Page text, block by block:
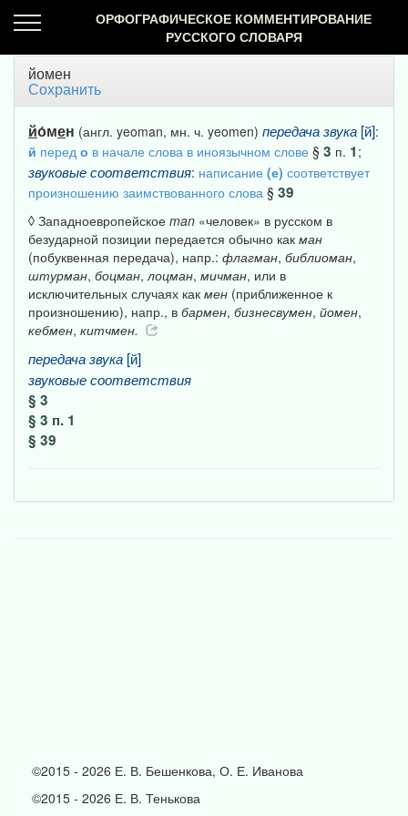
ОРФОГРАФИЧЕСКОЕ КОММЕНТИРОВАНИЕ
РУССКОГО СЛОВАРЯ
йомен
Сохранить
йо́мен (англ. yeoman, мн. ч. yeomen) передачазвука [й]:
й перед о в начале слова в иноязычном слове § 3 п. 1 ;
звуковыесоответствия: написание (е) соответствует
произношению заимствованного слова § 39
◊ Западноевропейское man «человек» в русском в
безударной позиции передается обычно как ман
(побуквенная передача), напр.: флагман, библиоман,
штурман, боцман,лоцман, мичман, или в
исключительных случаях как мен (приближенное к
произношению), напр., в бармен, бизнесвумен, йомен,
кебмен, китчмен.
передачазвука [й]
звуковыесоответствия
§ 3
§ 3 п. 1
§ 39
©2015 - 2026 Е. В. Бешенкова, О. Е. Иванова
©2015 - 2026 Е. В. Тенькова